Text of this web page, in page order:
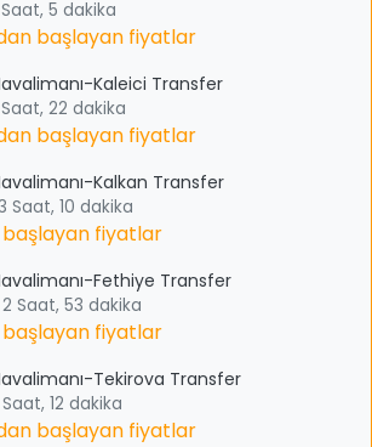
5 dakika
başlayan fiyatlar
Kaleici Transfer
22 dakika
başlayan fiyatlar
Kalkan Transfer
Saat, 10 dakika
başlayan fiyatlar
Fethiye Transfer
Saat, 53 dakika
başlayan fiyatlar
Tekirova Transfer
12 dakika
başlayan fiyatlar